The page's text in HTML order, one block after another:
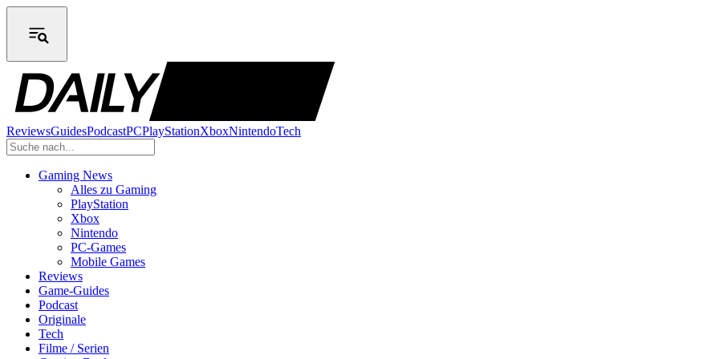
ReviewsGuidesPodcastPCPlayStationXboxNintendoTech
Gaming News
Alles zu Gaming
PlayStation
Xbox
Nintendo
PC-Games
Mobile Games
Reviews
Game-Guides
Podcast
Originale
Tech
Filme / Serien